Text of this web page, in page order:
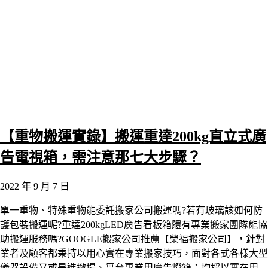
【重物搬運實錄】搬運重達200kg直立式廣
告電視箱，需注意那七大步驟？
2022 年 9 月 7 日
單一重物、特殊重物能委託搬家公司搬運嗎?若有玻璃該如何防
護包裝搬運呢?重達200kgLED廣告看板箱體有專業搬家團隊能協
助搬運服務嗎?GOOGLE搬家公司推薦【榮福搬家公司】，針對
業者及顧客都秉持以用心實在專業搬家技巧，面對各式各樣大型